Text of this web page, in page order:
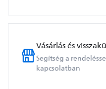
Vásárlás és
Segítség a
kapcsolatban